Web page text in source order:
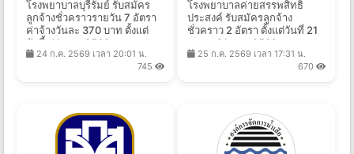
โรงพยาบาลบุรีรัมย์ รับสมัคร
ลูกจ้างชั่วคราวรายวัน 7 อัตรา
บัดนี้-11 ส.ค. 2569
24 ก.ค. 2569 เวลา 20:01 น.
745
โรงพยาบาลค่ายสรรพสิทธิ
ประสงค์ รับสมัครลูกจ้าง
ก.ค. - 21 ส.ค. 2569
25 ก.ค. 2569 เวลา 17:31 น.
670